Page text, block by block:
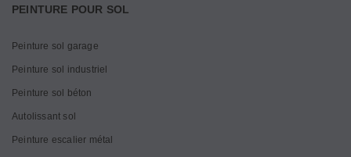
PEINTURE POUR SOL
Peinture sol garage
Peinture sol industriel
Peinture sol béton
Autolissant sol
Peinture escalier métal